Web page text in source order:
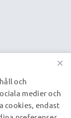
×
och
medier och
cookies, endast